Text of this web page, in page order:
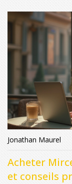
Jonathan Maurel
Acheter
et conseils